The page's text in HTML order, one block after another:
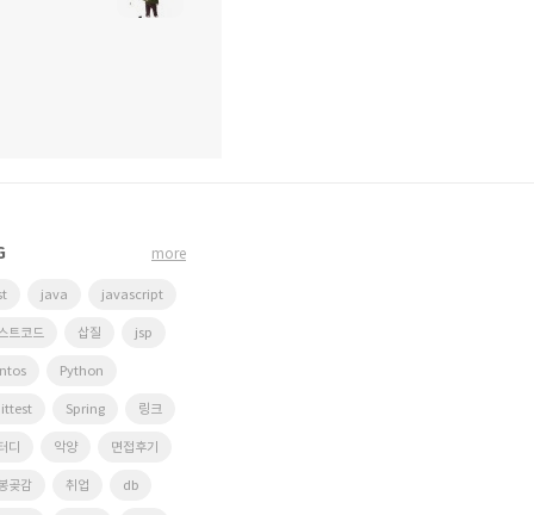
java javascript
트코드 삽질 jsp
Python
Spring 링크
디 악양 면접후기
곶감 취업 db
more